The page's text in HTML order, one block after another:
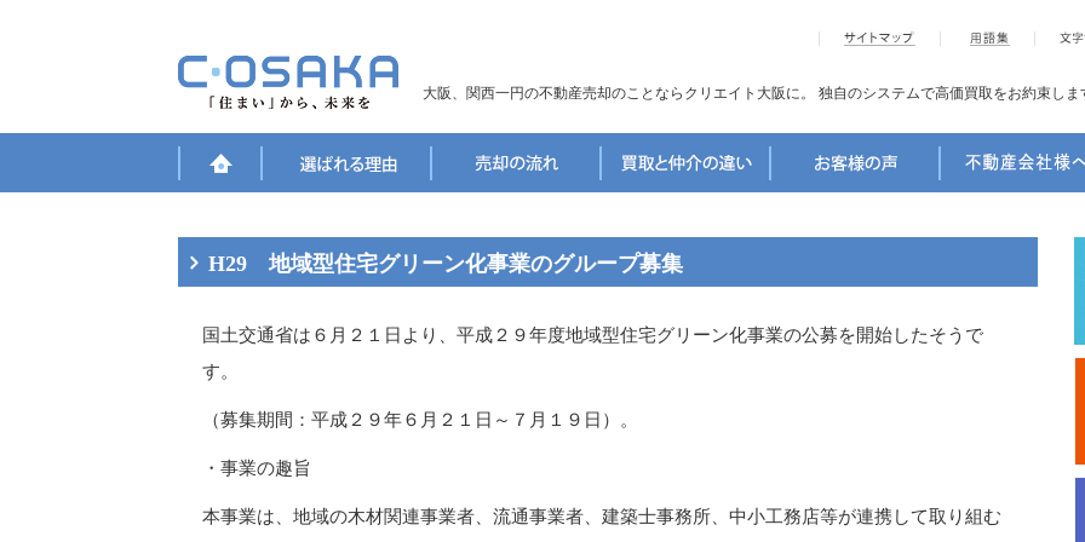
大阪、関西一円の不動産売却のことならクリエイト大阪に。 独自のシステムで高価買取をお約束しま
H29 地域型住宅グリーン化事業のグループ募集
国土交通省は６月２１日より、平成２９年度地域型住宅グリーン化事業の公募を開始したそうで
す。
（募集期間：平成２９年６月２１日～７月１９日）。
・事業の趣旨
本事業は、地域の木材関連事業者、流通事業者、建築士事務所、中小工務店等が連携して取り組む